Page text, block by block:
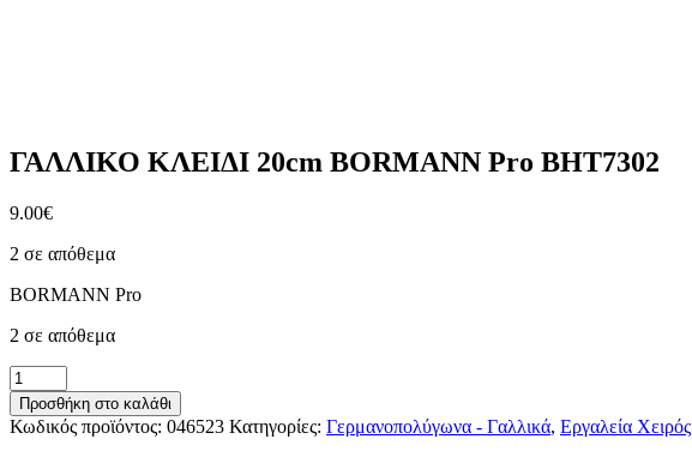
ΓΑΛΛΙΚΟ ΚΛΕΙΔΙ 20cm BORMANN Pro BHT7302
9.00€
2 σε απόθεμα
BORMANN Pro
2 σε απόθεμα
ΓΑΛΛΙΚΟ
ΚΛΕΙΔΙ
20cm
BORMANN
Προσθήκη στο καλάθι
Κωδικός προϊόντος: 046523 Κατηγορίες: Γερμανοπολύγωνα - Γαλλικά, Εργαλεία Χειρός